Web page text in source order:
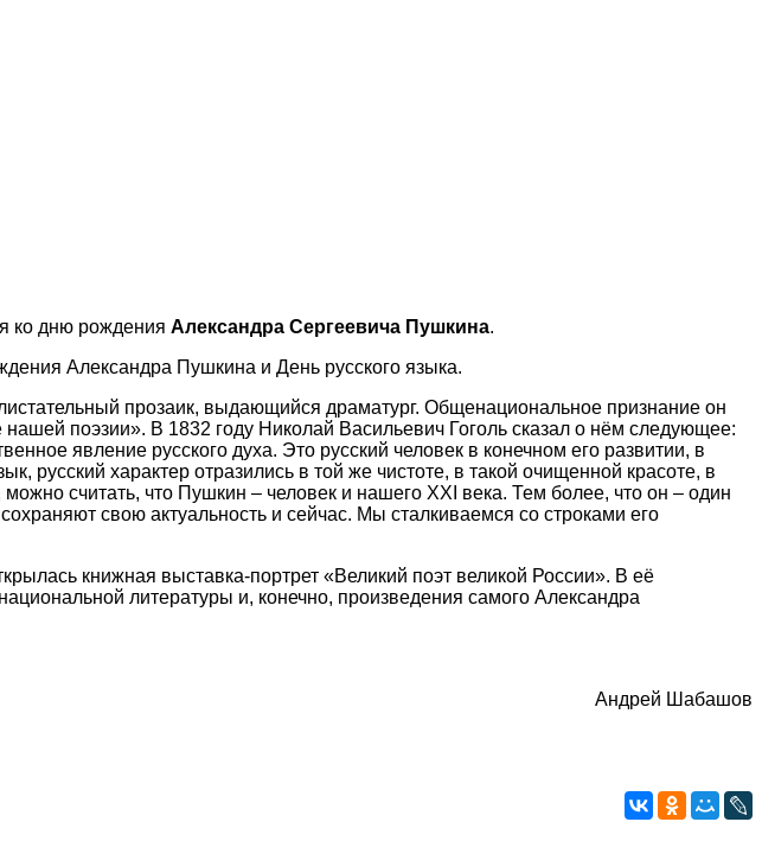
ко дню рождения Александра Сергеевича Пушкина.
Александра Пушкина и День русского языка.
прозаик, выдающийся драматург. Общенациональное признание он
поэзии». В 1832 году Николай Васильевич Гоголь сказал о нём следующее:
явление русского духа. Это русский человек в конечном его развитии, в
русский характер отразились в той же чистоте, в такой очищенной красоте, в
считать, что Пушкин – человек и нашего XXI века. Тем более, что он – один
свою актуальность и сейчас. Мы сталкиваемся со строками его
книжная выставка-портрет «Великий поэт великой России». В её
литературы и, конечно, произведения самого Александра
Андрей Шабашов